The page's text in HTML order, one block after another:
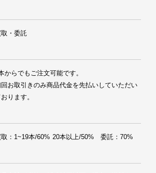
取・委託
からでもご注文可能です。
お取引きのみ商品代金を先払いしていただい
ります。
取：1~19本/60% 20本以上/50%　委託：70%